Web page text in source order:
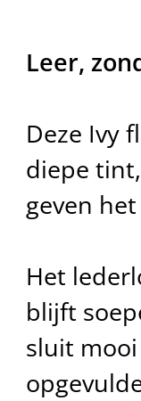
Leer,
Deze Ivy
diepe
geven
Het
blijft
sluit